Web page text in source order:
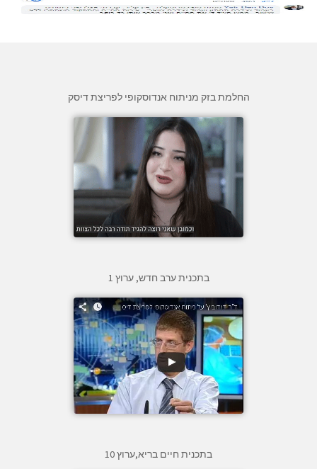
החלמת בזק מניתוח אנדוסקופי לפריצת דיסק
בתכנית ערב חדש, ערוץ 1
בתכנית חיים בריא,ערוץ 10